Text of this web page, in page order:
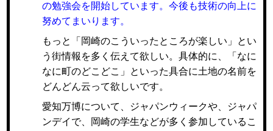
の勉強会を開始しています。今後も技術の向上に
努めてまいります。
もっと「岡崎のこういったところが楽しい」とい
う街情報を多く伝えて欲しい。具体的に、「なに
なに町のどこどこ」といった具合に土地の名前を
どんどん云って欲しいです。
愛知万博について、ジャパンウィークや、ジャパ
ンデイで、岡崎の学生などが多く参加しているこ